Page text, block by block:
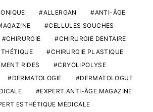
ALLERGAN
ANTI-ÂGE
CELLULES SOUCHES
CHIRURGIE
CHIRURGIE DENTAIRE
CHIRURGIE PLASTIQUE
RIDES
CRYOLIPOLYSE
DERMATOLOGIE
DERMATOLOGUE
EXPERT ANTI-ÂGE MAGAZINE
ESTHÉTIQUE MÉDICALE